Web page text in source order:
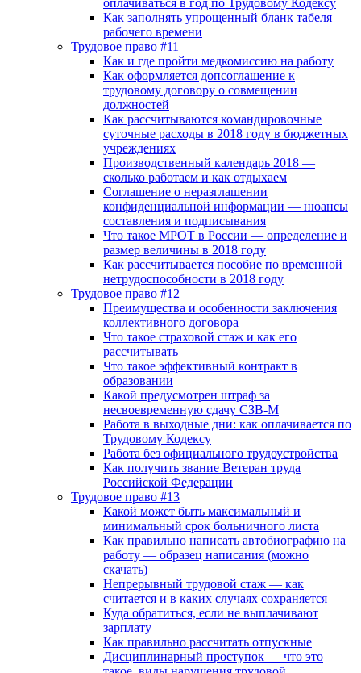
оплачиваться в год по Трудовому Кодексу
Как заполнять упрощенный бланк табеля
рабочего времени
Трудовое право #11
Как и где пройти медкомиссию на работу
Как оформляется допсоглашение к
трудовому договору о совмещении
должностей
Как рассчитываются командировочные
суточные расходы в 2018 году в бюджетных
учреждениях
Производственный календарь 2018 —
сколько работаем и как отдыхаем
Соглашение о неразглашении
конфиденциальной информации — нюансы
составления и подписывания
Что такое МРОТ в России — определение и
размер величины в 2018 году
Как рассчитывается пособие по временной
нетрудоспособности в 2018 году
Трудовое право #12
Преимущества и особенности заключения
коллективного договора
Что такое страховой стаж и как его
рассчитывать
Что такое эффективный контракт в
образовании
Какой предусмотрен штраф за
несвоевременную сдачу СЗВ-М
Работа в выходные дни: как оплачивается по
Трудовому Кодексу
Работа без официального трудоустройства
Как получить звание Ветеран труда
Российской Федерации
Трудовое право #13
Какой может быть максимальный и
минимальный срок больничного листа
Как правильно написать автобиографию на
работу — образец написания (можно
скачать)
Непрерывный трудовой стаж — как
считается и в каких случаях сохраняется
Куда обратиться, если не выплачивают
зарплату
Как правильно рассчитать отпускные
Дисциплинарный проступок — что это